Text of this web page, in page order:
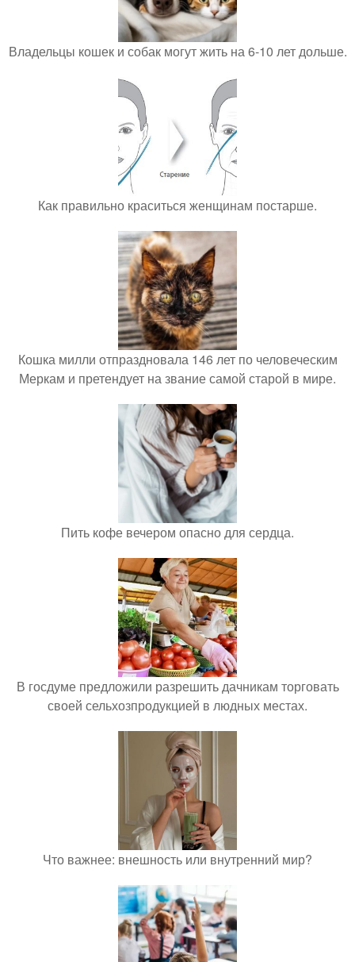
Владельцы кошек и собак могут жить на 6-10 лет дольше.
Как правильно краситься женщинам постарше.
Кошка милли отпраздновала 146 лет по человеческим
Меркам и претендует на звание самой старой в мире.
Пить кофе вечером опасно для сердца.
В госдуме предложили разрешить дачникам торговать
своей сельхозпродукцией в людных местах.
Что важнее: внешность или внутренний мир?